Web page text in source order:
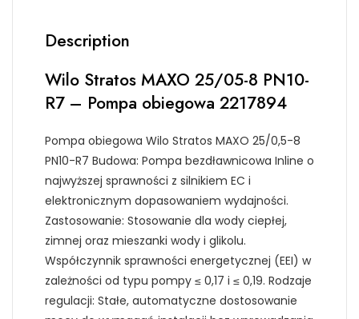
Description
Wilo Stratos MAXO 25/05-8 PN10-
R7 – Pompa obiegowa 2217894
Pompa obiegowa Wilo Stratos MAXO 25/0,5-8
PN10-R7 Budowa: Pompa bezdławnicowa Inline o
najwyższej sprawności z silnikiem EC i
elektronicznym dopasowaniem wydajności.
Zastosowanie: Stosowanie dla wody ciepłej,
zimnej oraz mieszanki wody i glikolu.
Współczynnik sprawności energetycznej (EEI) w
zależności od typu pompy ≤ 0,17 i ≤ 0,19. Rodzaje
regulacji: Stałe, automatyczne dostosowanie